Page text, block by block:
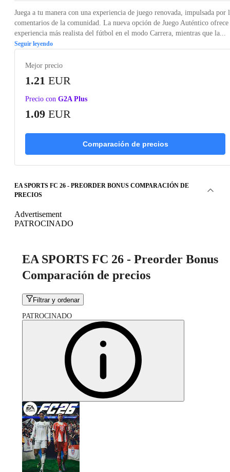
Juega a tu manera con una experiencia de juego renovada, impulsada por
comentarios de la comunidad. La nueva opción de Juego Auténtico ofrece
experiencia más realista del fútbol en el modo Carrera, mientras que la...
Seguir leyendo
Mejor precio
1.21 EUR
Precio con G2A Plus
1.09 EUR
Comparación de precios
EA SPORTS FC 26 - PREORDER BONUS COMPARACIÓN DE
PRECIOS
Advertisement
PATROCINADO
EA SPORTS FC 26 - Preorder Bonus
Comparación de precios
Filtrar y ordenar
PATROCINADO